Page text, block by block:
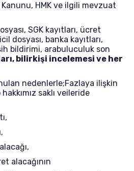
Kanunu, HMK ve ilgili mevzuat
SGK kayıtları, ücret
dosyası, banka kayıtları,
bildirimi, arabuluculuk son
bilirkişi incelemesi ve her
nedenlerle;Fazlaya ilişkin
saklı veileride
alacağının